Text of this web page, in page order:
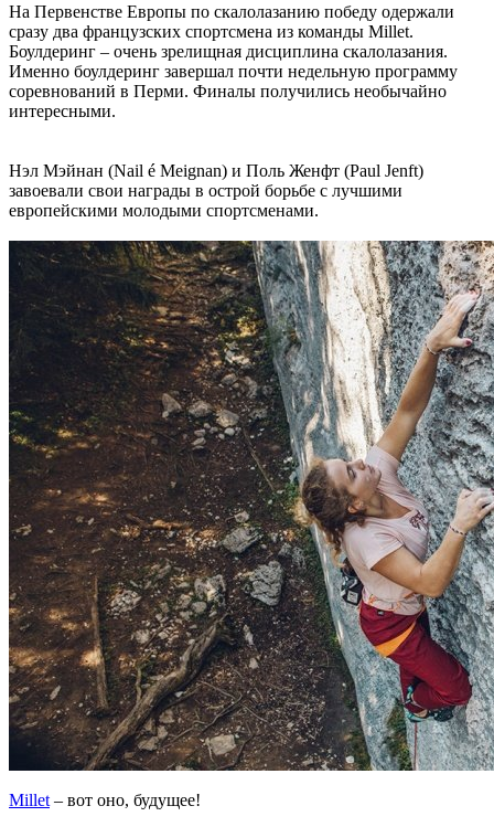
На Первенстве Европы по скалолазанию победу одержали
сразу два французских спортсмена из команды Millet.
Боулдеринг – очень зрелищная дисциплина скалолазания.
Именно боулдеринг завершал почти недельную программу
соревнований в Перми. Финалы получились необычайно
интересными.
Нэл Мэйнан (Nail é Meignan) и Поль Женфт (Paul Jenft)
завоевали свои награды в острой борьбе с лучшими
европейскими молодыми спортсменами.
Millet – вот оно, будущее!